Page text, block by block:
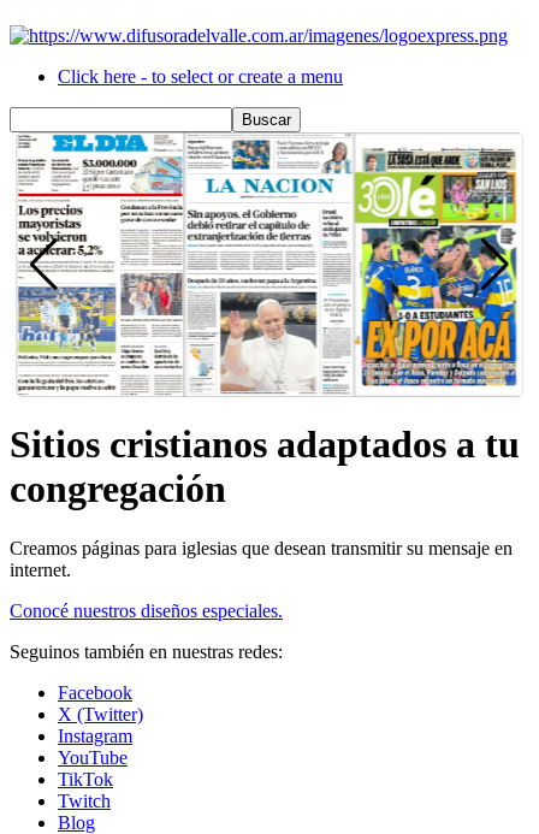
Click here - to select or create a menu
Sitios cristianos adaptados a tu
congregación
Creamos páginas para iglesias que desean transmitir su mensaje en
internet.
Conocé nuestros diseños especiales.
Seguinos también en nuestras redes:
Facebook
X (Twitter)
Instagram
YouTube
TikTok
Twitch
Blog